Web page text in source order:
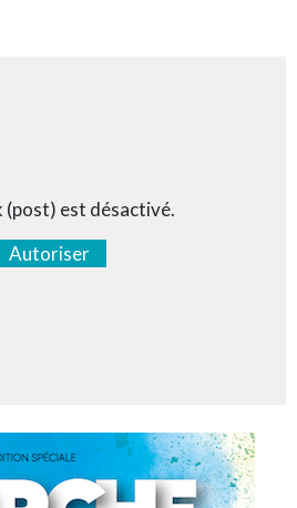
(post) est désactivé.
Autoriser